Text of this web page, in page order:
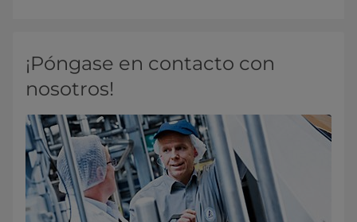
¡Póngase en contacto con
nosotros!